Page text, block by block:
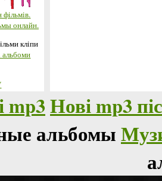
кліпи
альбоми
mp3Нові mp3
альбомы